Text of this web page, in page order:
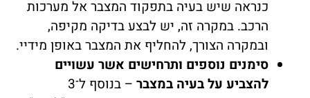
כנראה שיש בעיה בתפקוד המצבר אל מערכות
הרכב. במקרה זה, יש לבצע בדיקה מקיפה,
ובמקרה הצורך, להחליף את המצבר באופן מידיי.
סימנים נוספים ותרחישים אשר עשויים
להצביע על בעיה במצבר
– בנוסף ל־3